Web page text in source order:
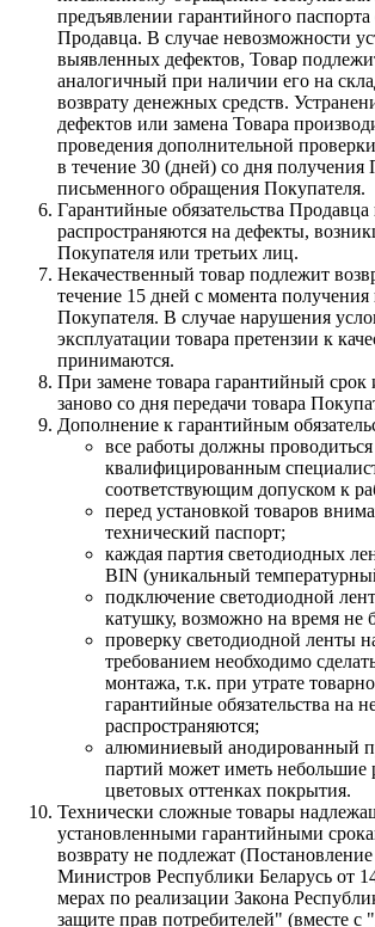
предъявлении гарантийного
Продавца. В случае невозможности
выявленных дефектов, Товар
аналогичный при наличии его на
возврату денежных средств.
дефектов или замена Товара
проведения дополнительной
в течение 30 (дней) со дня
письменного обращения Покупателя.
Гарантийные обязательства Продавца
распространяются на дефекты,
Покупателя или третьих лиц.
Некачественный товар подлежит
течение 15 дней с момента получения
Покупателя. В случае нарушения
эксплуатации товара претензии к
принимаются.
При замене товара гарантийный срок
заново со дня передачи товара
Дополнение к гарантийным
все работы должны проводиться
квалифицированным
соответствующим допуском к
перед установкой товаров
технический паспорт;
каждая партия светодиодных
BIN (уникальный
подключение светодиодной
катушку, возможно на время не
проверку светодиодной ленты
требованием необходимо
монтажа, т.к. при утрате
гарантийные обязательства на
распространяются;
алюминиевый анодированный
партий может иметь небольшие
цветовых оттенках покрытия.
Технически сложные товары
установленными гарантийными
возврату не подлежат
Министров Республики Беларусь от
мерах по реализации Закона
защите прав потребителей" (вместе